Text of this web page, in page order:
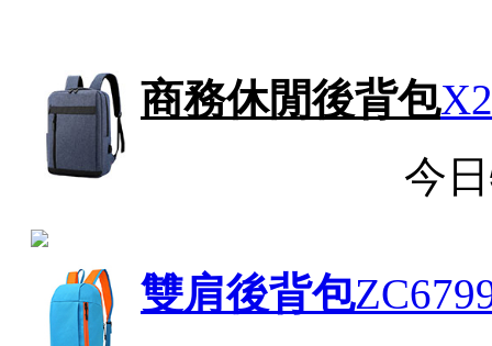
商務休閒後背包
今
雙肩後背包